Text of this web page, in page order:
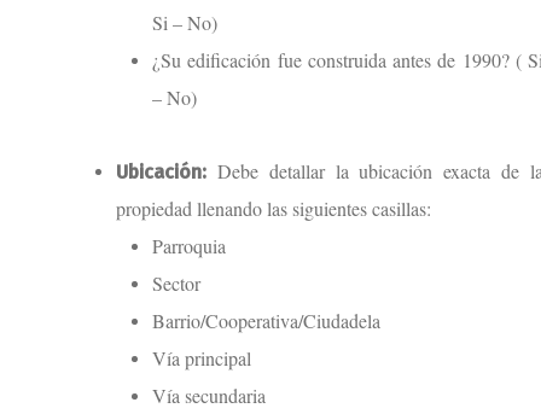
Si – No)
¿Su edificación fue construida antes de 1990? (
– No)
Ubicación: Debe detallar la ubicación exacta de
propiedad llenando las siguientes casillas:
Parroquia
Sector
Barrio/Cooperativa/Ciudadela
Vía principal
Vía secundaria